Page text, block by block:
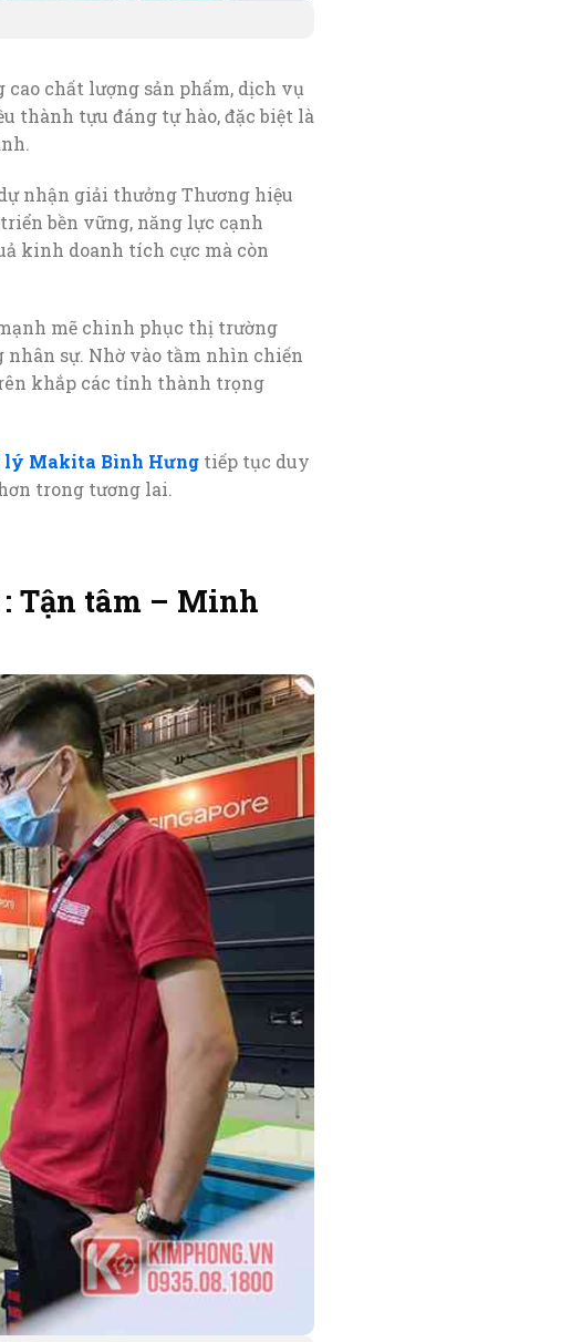
chất lượng sản phẩm, dịch vụ
thành tựu đáng tự hào, đặc biệt là
nhận giải thưởng Thương hiệu
bền vững, năng lực cạnh
kinh doanh tích cực mà còn
mẽ chinh phục thị trường
nhân sự. Nhờ vào tầm nhìn chiến
khắp các tỉnh thành trọng
lý Makita Bình Hưng tiếp tục duy
trong tương lai.
Tận tâm – Minh